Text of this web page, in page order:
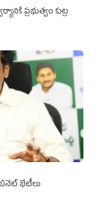
ప్రభుత్వం కుట్ర
భేటీలు